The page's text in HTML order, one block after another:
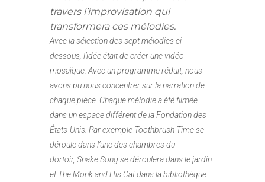
travers l’improvisation qui
transformera ces mélodies.
Avec la sélection des sept mélodies ci-
dessous, l’idée était de créer une vidéo-
mosaïque. Avec un programme réduit, nous
avons pu nous concentrer sur la narration de
chaque pièce. Chaque mélodie a été filmée
dans un espace différent de la Fondation des
États-Unis. Par exemple Toothbrush Time se
déroule dans l’une des chambres du
dortoir, Snake Song se déroulera dans le jardin
et The Monk and His Cat dans la bibliothèque.